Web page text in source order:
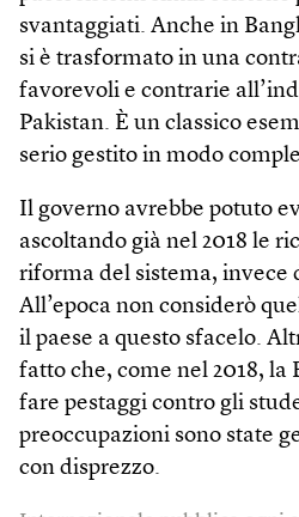
svantaggiati. Anche in
si è trasformato in una
favorevoli e contrarie
Pakistan. È un classico
serio gestito in modo
Il governo avrebbe potuto
ascoltando già nel 2018 le
riforma del sistema, invece
All’epoca non considerò
il paese a questo sfacelo.
fatto che, come nel 2018, la
fare pestaggi contro gli
preoccupazioni sono state
con disprezzo.